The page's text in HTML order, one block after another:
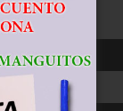
rango 20-315ºC